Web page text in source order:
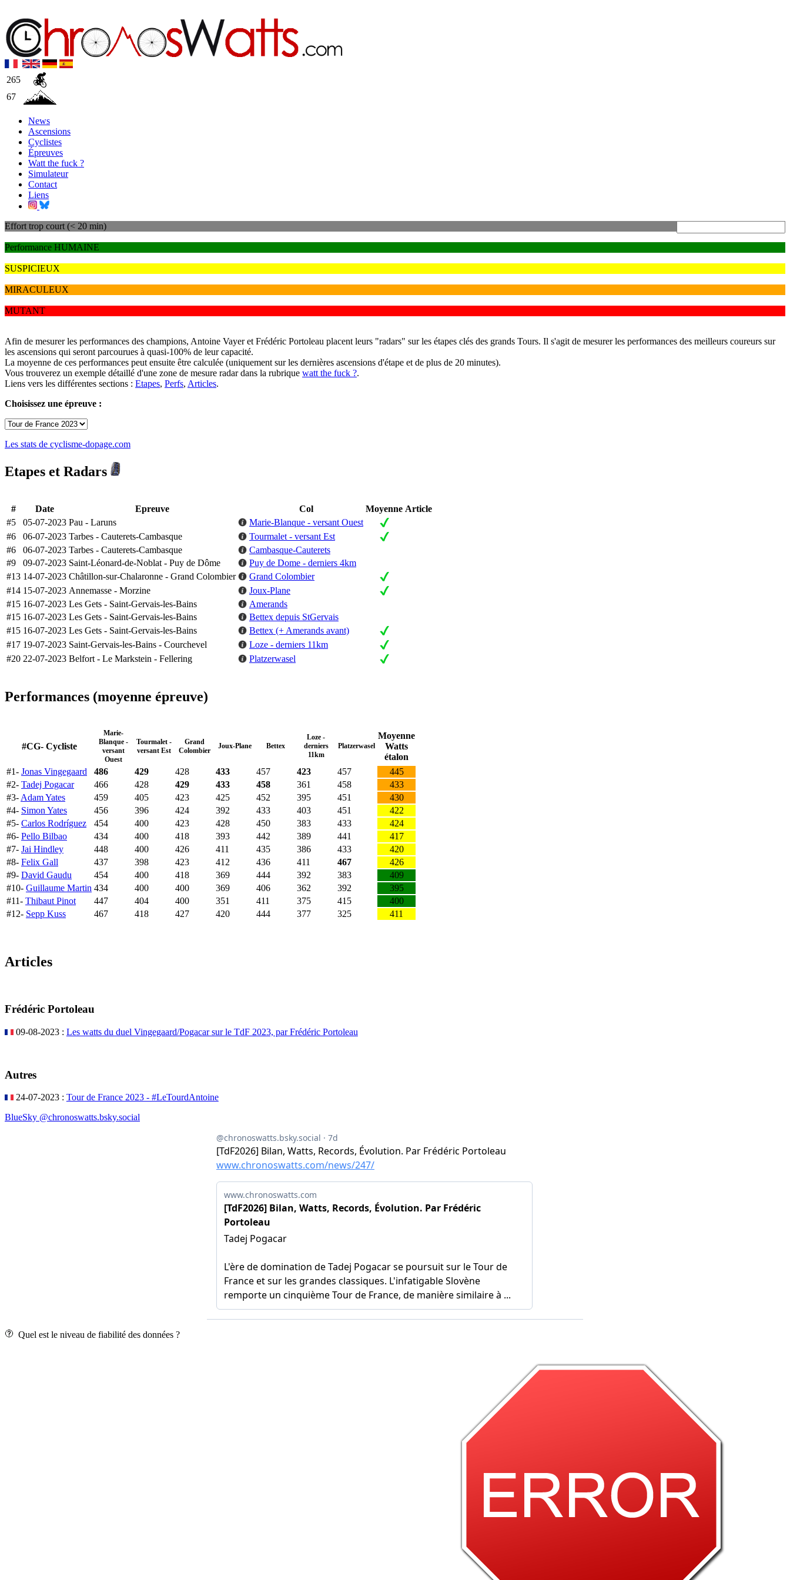
265
67
News
Ascensions
Cyclistes
Épreuves
Watt the fuck ?
Simulateur
Contact
Liens
Effort trop court (< 20 min)
Performance HUMAINE
SUSPICIEUX
MIRACULEUX
MUTANT
Afin de mesurer les performances des champions, Antoine Vayer et Frédéric Portoleau placent leurs "radars" sur les étapes clés des grands Tours. Il s'agit de mesurer les performances des meilleurs coureurs sur
les ascensions qui seront parcourues à quasi-100% de leur capacité.
La moyenne de ces performances peut ensuite être calculée (uniquement sur les dernières ascensions d'étape et de plus de 20 minutes).
Vous trouverez un exemple détaillé d'une zone de mesure radar dans la rubrique watt the fuck ?.
Liens vers les différentes sections : Etapes, Perfs, Articles.
Choisissez une épreuve :
Les stats de cyclisme-dopage.com
Etapes et Radars
# Date Epreuve Col Moyenne Article
#5
05-07-2023 Pau - Laruns
Marie-Blanque - versant Ouest
#6
06-07-2023 Tarbes - Cauterets-Cambasque
Tourmalet - versant Est
#6
06-07-2023 Tarbes - Cauterets-Cambasque
Cambasque-Cauterets
#9
09-07-2023 Saint-Léonard-de-Noblat - Puy de Dôme
Puy de Dome - derniers 4km
#13 14-07-2023 Châtillon-sur-Chalaronne - Grand Colombier
Grand Colombier
#14 15-07-2023 Annemasse - Morzine
Joux-Plane
#15 16-07-2023 Les Gets - Saint-Gervais-les-Bains
Amerands
#15 16-07-2023 Les Gets - Saint-Gervais-les-Bains
Bettex depuis StGervais
#15 16-07-2023 Les Gets - Saint-Gervais-les-Bains
Bettex (+ Amerands avant)
#17 19-07-2023 Saint-Gervais-les-Bains - Courchevel
Loze - derniers 11km
#20 22-07-2023 Belfort - Le Markstein - Fellering Platzerwasel
Performances (moyenne épreuve)
#CG- Cycliste
Marie-
Blanque -
versant
Ouest
Tourmalet -
versant Est
Grand
Colombier
Joux-Plane Bettex
Loze -
derniers
11km
Platzerwasel
Moyenne
Watts
étalon
#1- Jonas Vingegaard 486 429 428 433 457 423 457
445
#2- Tadej Pogacar 466 428 429 433 458 361 458
433
#3- Adam Yates 459 405 423 425 452 395 451
430
#4- Simon Yates 456 396 424 392 433 403 451
422
#5- Carlos Rodríguez 454 400 423 428 450 383 433
424
#6- Pello Bilbao 434 400 418 393 442 389 441
417
#7- Jai Hindley 448 400 426 411 435 386 433
420
#8- Felix Gall 437 398 423 412 436 411 467
426
#9- David Gaudu 454 400 418 369 444 392 383
409
#10- Guillaume Martin 434 400 400 369 406 362 392
395
#11- Thibaut Pinot 447 404 400 351 411 375 415
400
#12- Sepp Kuss 467 418 427 420 444 377 325 411
Articles
Frédéric Portoleau
09-08-2023 : Les watts du duel Vingegaard/Pogacar sur le TdF 2023, par Frédéric Portoleau
Autres
24-07-2023 : Tour de France 2023 - #LeTourdAntoine
BlueSky @chronoswatts.bsky.social
Quel est le niveau de fiabilité des données ?